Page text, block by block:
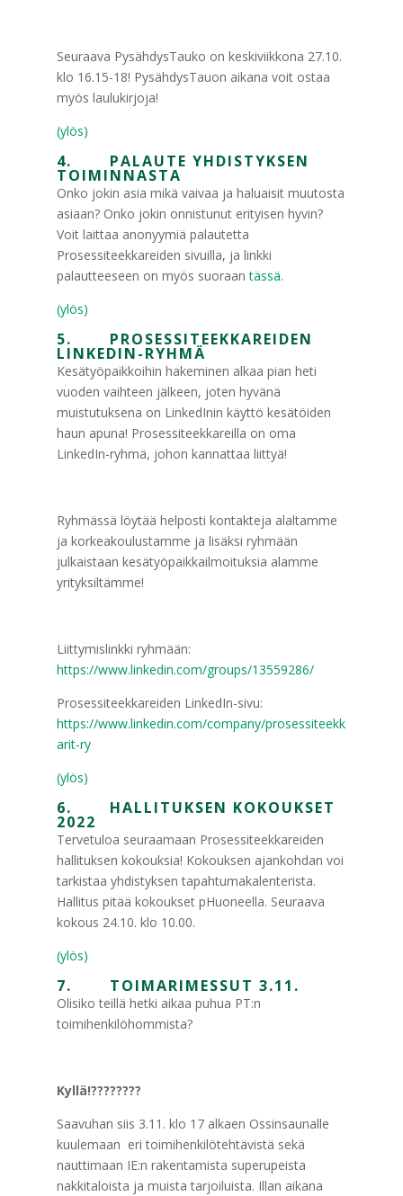
Seuraava PysähdysTauko on keskiviikkona 27.10.
klo 16.15-18! PysähdysTauon aikana voit ostaa
myös laulukirjoja!
(ylös)
4. PALAUTE YHDISTYKSEN
TOIMINNASTA
Onko jokin asia mikä vaivaa ja haluaisit muutosta
asiaan? Onko jokin onnistunut erityisen hyvin?
Voit laittaa anonyymiä palautetta
Prosessiteekkareiden sivuilla, ja linkki
palautteeseen on myös suoraantässä.
(ylös)
5. PROSESSITEEKKAREIDEN
LINKEDIN-RYHMÄ
Kesätyöpaikkoihin hakeminen alkaa pian heti
vuoden vaihteen jälkeen, joten hyvänä
muistutuksena on LinkedInin käyttö kesätöiden
haun apuna! Prosessiteekkareilla on oma
LinkedIn-ryhmä, johon kannattaa liittyä!
Ryhmässä löytää helposti kontakteja alaltamme
ja korkeakoulustamme ja lisäksi ryhmään
julkaistaan kesätyöpaikkailmoituksia alamme
yrityksiltämme!
Liittymislinkki ryhmään:
https://www.linkedin.com/groups/13559286/
Prosessiteekkareiden LinkedIn-sivu:
https://www.linkedin.com/company/prosessiteekk
arit-ry
(ylös)
6. HALLITUKSEN KOKOUKSET
2022
Tervetuloa seuraamaan Prosessiteekkareiden
hallituksen kokouksia! Kokouksen ajankohdan voi
tarkistaa yhdistyksen tapahtumakalenterista.
Hallitus pitää kokoukset pHuoneella. Seuraava
kokous 24.10. klo 10.00.
(ylös)
7. TOIMARIMESSUT 3.11.
Olisiko teillä hetki aikaa puhua PT:n
toimihenkilöhommista?
Kyllä!????????
Saavuhan siis 3.11. klo 17 alkaen Ossinsaunalle
kuulemaan eri toimihenkilötehtävistä sekä
nauttimaan IE:n rakentamista superupeista
nakkitaloista ja muista tarjoiluista. Illan aikana